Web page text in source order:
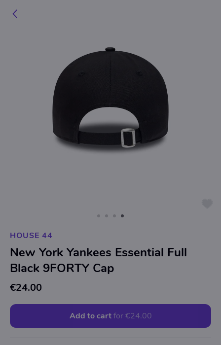
HOUSE 44
New York Yankees Essential Full
Black 9FORTY Cap
€24.00
Add to cart for €24.00